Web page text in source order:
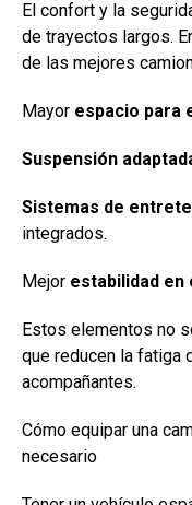
El confort y la
de trayectos largos.
de las mejores
Mayor espacio para
Suspensión
Sistemas de
integrados.
Mejor estabilidad en
Estos elementos no
que reducen la fatiga
acompañantes.
Cómo equipar una
necesario